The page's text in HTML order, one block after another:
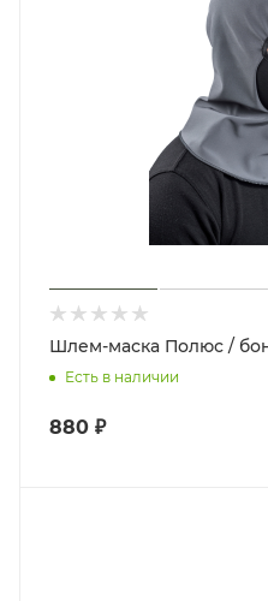
Шлем-маска Полюс /
Есть в наличии
880 ₽